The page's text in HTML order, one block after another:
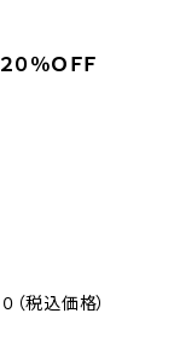
％ＯＦＦ
税込価格）